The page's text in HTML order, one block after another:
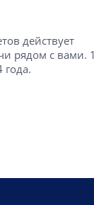
действует
рядом с вами.
года.